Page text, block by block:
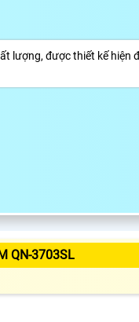
lượng, được thiết kế
QN-3703SL